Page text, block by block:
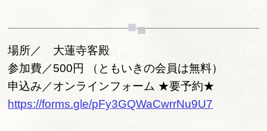
場所／ 大蓮寺客殿
参加費／500円 （ともいきの会員は無料）
申込み／オンラインフォーム ★要予約★
https://forms.gle/pFy3GQWaCwrrNu9U7